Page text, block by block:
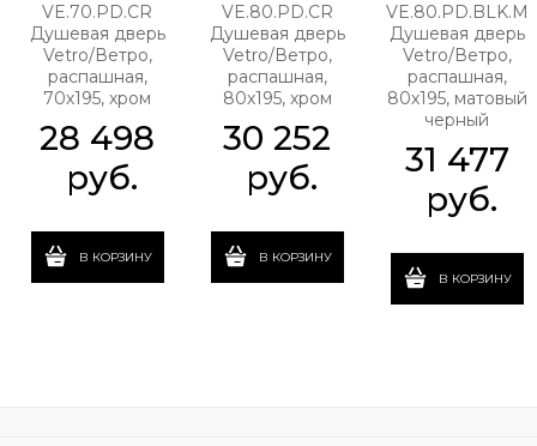
VE.70.PD.CR
Душевая дверь
Vetro/Ветро,
распашная,
70х195, хром
28 498
руб.
В КОРЗИНУ
VE.80.PD.CR
Душевая дверь
Vetro/Ветро,
распашная,
80х195, хром
30 252
руб.
В КОРЗИНУ
VE.80.PD.BLK.M
Душевая дверь
Vetro/Ветро,
распашная,
80х195, матовый
черный
31 477
руб.
В КОРЗИНУ